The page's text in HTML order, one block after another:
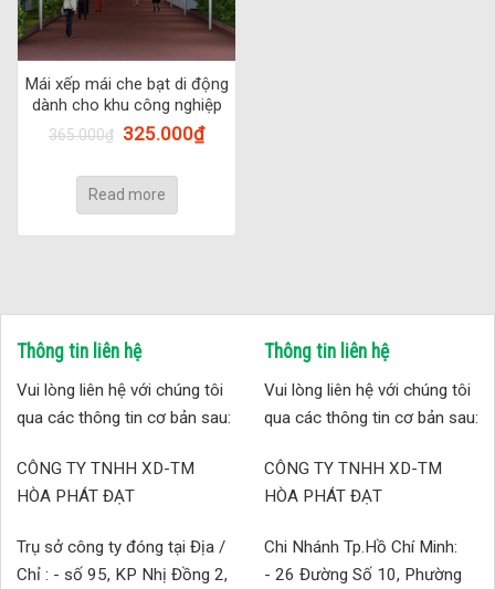
Mái xếp mái che bạt di động
dành cho khu công nghiệp
365.000₫ 325.000₫
Read more
Thông tin liên hệ
Vui lòng liên hệ với chúng tôi
qua các thông tin cơ bản sau:
CÔNG TY TNHH XD-TM
HÒA PHÁT ĐẠT
Trụ sở công ty đóng tại Địa /
Chỉ : - số 95, KP Nhị Đồng 2,
Thông tin liên hệ
Vui lòng liên hệ với chúng tôi
qua các thông tin cơ bản sau:
CÔNG TY TNHH XD-TM
HÒA PHÁT ĐẠT
Chi Nhánh Tp.Hồ Chí Minh:
- 26 Đường Số 10, Phường